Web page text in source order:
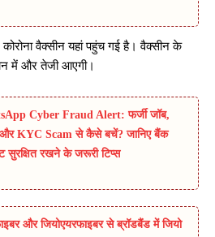
वैक्सीन यहां पहुंच गई है। वैक्सीन के
में और तेजी आएगी।
Cyber Fraud Alert: फर्जी जॉब,
KYC Scam से कैसे बचें? जानिए बैंक
सुरक्षित रखने के जरूरी टिप्स
और जियोएयरफाइबर से ब्रॉडबैंड में जियो